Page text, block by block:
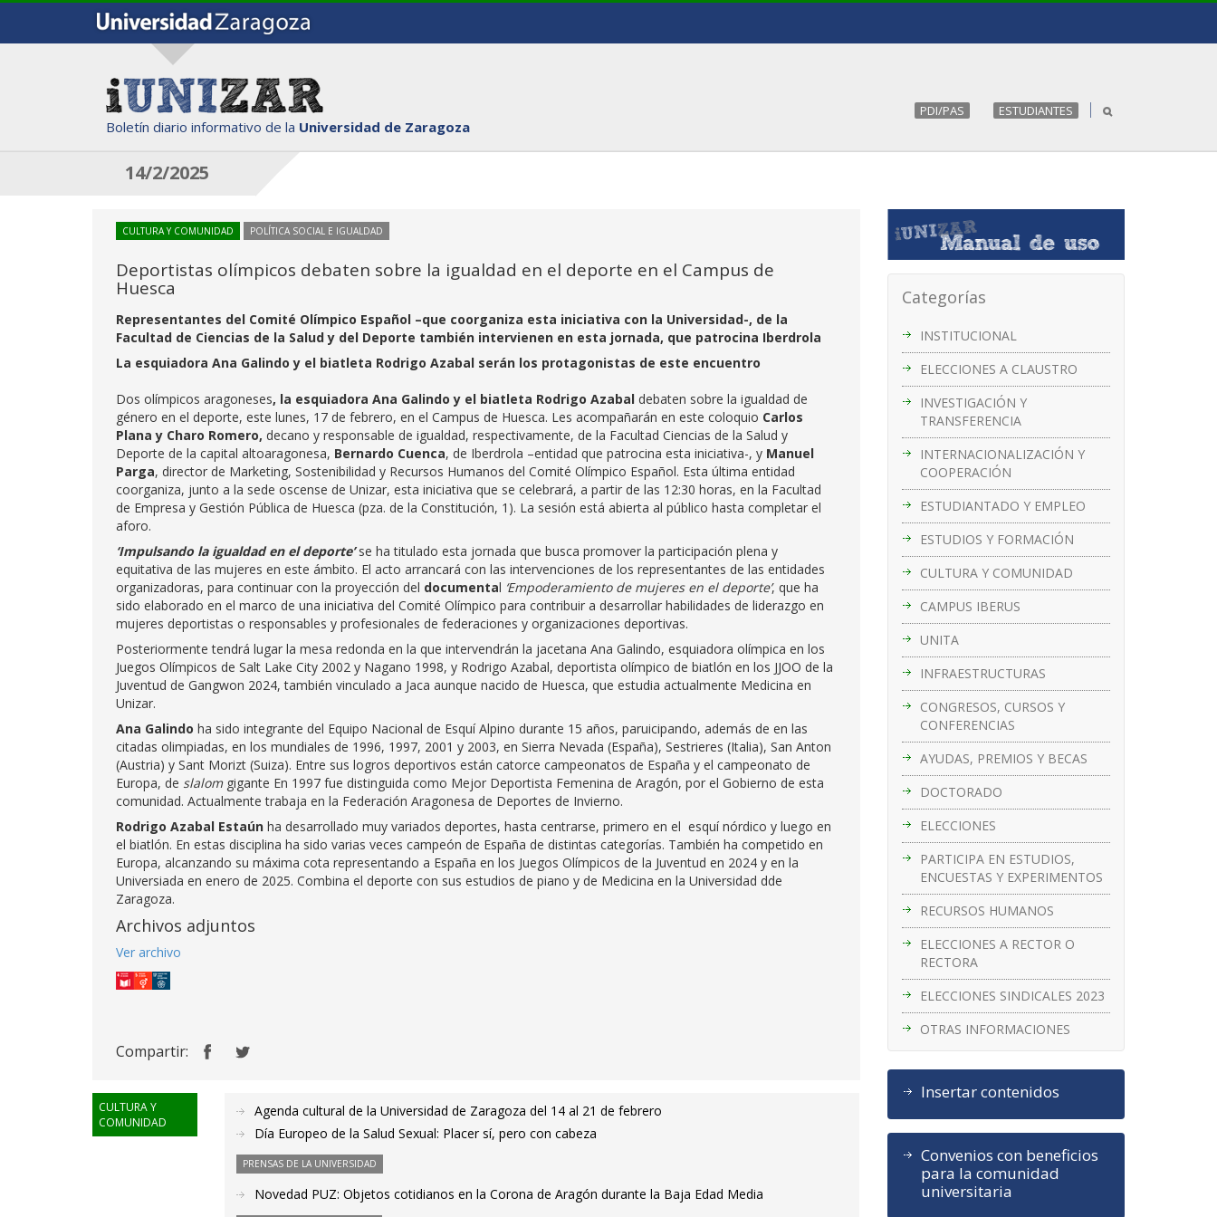
Boletín diario informativo de la Universidad de Zaragoza
PDI/PAS ESTUDIANTES
14/2/2025
Categorías
INSTITUCIONAL
ELECCIONES A CLAUSTRO
INVESTIGACIÓN Y
TRANSFERENCIA
INTERNACIONALIZACIÓN Y
COOPERACIÓN
ESTUDIANTADO Y EMPLEO
ESTUDIOS Y FORMACIÓN
CULTURA Y COMUNIDAD
CAMPUS IBERUS
UNITA
INFRAESTRUCTURAS
CONGRESOS, CURSOS Y
CONFERENCIAS
AYUDAS, PREMIOS Y BECAS
DOCTORADO
ELECCIONES
PARTICIPA EN ESTUDIOS,
ENCUESTAS Y EXPERIMENTOS
RECURSOS HUMANOS
ELECCIONES A RECTOR O
RECTORA
ELECCIONES SINDICALES 2023
OTRAS INFORMACIONES
Insertar contenidos
Convenios con beneficios
para la comunidad
universitaria
CULTURA Y COMUNIDAD POLÍTICA SOCIAL E IGUALDAD
Deportistas olímpicos debaten sobre la igualdad en el deporte en el Campus de
Huesca
Representantes del Comité Olímpico Español –que coorganiza esta iniciativa con la Universidad-, de la
Facultad de Ciencias de la Salud y del Deporte también intervienen en esta jornada, que patrocina Iberdrola
La esquiadora Ana Galindo y el biatleta Rodrigo Azabal serán los protagonistas de este encuentro
Dos olímpicos aragoneses, la esquiadora Ana Galindo y el biatleta Rodrigo Azabal debaten sobre la igualdad de
género en el deporte, este lunes, 17 de febrero, en el Campus de Huesca. Les acompañarán en este coloquio Carlos
Plana y Charo Romero, decano y responsable de igualdad, respectivamente, de la Facultad Ciencias de la Salud y
Deporte de la capital altoaragonesa, Bernardo Cuenca, de Iberdrola –entidad que patrocina esta iniciativa-, y Manuel
Parga, director de Marketing, Sostenibilidad y Recursos Humanos del Comité Olímpico Español. Esta última entidad
coorganiza, junto a la sede oscense de Unizar, esta iniciativa que se celebrará, a partir de las 12:30 horas, en la Facultad
de Empresa y Gestión Pública de Huesca (pza. de la Constitución, 1). La sesión está abierta al público hasta completar el
aforo.
‘Impulsando la igualdad en el deporte’se ha titulado esta jornada que busca promover la participación plena y
equitativa de las mujeres en este ámbito. El acto arrancará con las intervenciones de los representantes de las entidades
organizadoras, para continuar con la proyección del documental ‘Empoderamiento de mujeres en el deporte’, que ha
sido elaborado en el marco de una iniciativa del Comité Olímpico para contribuir a desarrollar habilidades de liderazgo en
mujeres deportistas o responsables y profesionales de federaciones y organizaciones deportivas.
Posteriormente tendrá lugar la mesa redonda en la que intervendrán la jacetana Ana Galindo, esquiadora olímpica en los
Juegos Olímpicos de Salt Lake City 2002 y Nagano 1998, y Rodrigo Azabal, deportista olímpico de biatlón en los JJOO de la
Juventud de Gangwon 2024, también vinculado a Jaca aunque nacido de Huesca, que estudia actualmente Medicina en
Unizar.
Ana Galindo ha sido integrante del Equipo Nacional de Esquí Alpino durante 15 años, paruicipando, además de en las
citadas olimpiadas, en los mundiales de 1996, 1997, 2001 y 2003, en Sierra Nevada (España), Sestrieres (Italia), San Anton
(Austria) y Sant Morizt (Suiza). Entre sus logros deportivos están catorce campeonatos de España y el campeonato de
Europa, de slalomgigante En 1997 fue distinguida como Mejor Deportista Femenina de Aragón, por el Gobierno de esta
comunidad. Actualmente trabaja en la Federación Aragonesa de Deportes de Invierno.
Rodrigo Azabal Estaún ha desarrollado muy variados deportes, hasta centrarse, primero en el esquí nórdico y luego en
el biatlón. En estas disciplina ha sido varias veces campeón de España de distintas categorías. También ha competido en
Europa, alcanzando su máxima cota representando a España en los Juegos Olímpicos de la Juventud en 2024 y en la
Universiada en enero de 2025. Combina el deporte con sus estudios de piano y de Medicina en la Universidad dde
Zaragoza.
Archivos adjuntos
Ver archivo
Compartir:
CULTURA Y
COMUNIDAD
Agenda cultural de la Universidad de Zaragoza del 14 al 21 de febrero
Día Europeo de la Salud Sexual: Placer sí, pero con cabeza
PRENSAS DE LA UNIVERSIDAD
Novedad PUZ: Objetos cotidianos en la Corona de Aragón durante la Baja Edad Media